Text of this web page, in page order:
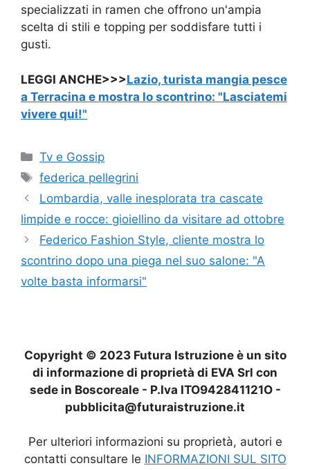
specializzati in ramen che offrono un'ampia
scelta di stili e topping per soddisfare tutti i
gusti.
LEGGI ANCHE>>>Lazio, turista mangia pesce
a Terracina e mostra lo scontrino: "Lasciatemi
vivere qui!"
Categorie
Tv e Gossip
Tag
federica pellegrini
Lombardia, valle inesplorata tra cascate
limpide e rocce: gioiellino da visitare ad ottobre
Federico Fashion Style, cliente mostra lo
scontrino dopo una piega nel suo salone: "A
volte basta informarsi"
Copyright © 2023 Futura Istruzione è un sito
di informazione di proprietà di EVA Srl con
sede in Boscoreale - P.Iva ITO942841121O -
pubblicita@futuraistruzione.it
Per ulteriori informazioni su proprietà, autori e
contatti consultare le INFORMAZIONI SUL SITO